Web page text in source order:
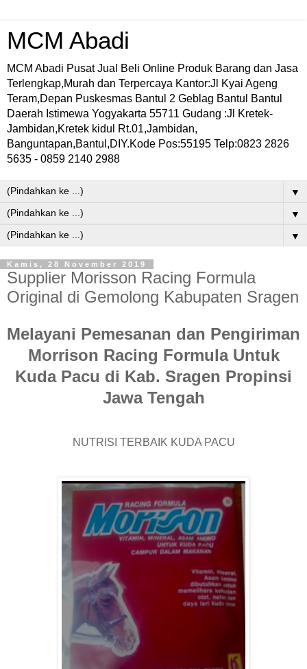
MCM Abadi
MCM Abadi Pusat Jual Beli Online Produk Barang dan Jasa
Terlengkap,Murah dan Terpercaya Kantor:Jl Kyai Ageng
Teram,Depan Puskesmas Bantul 2 Geblag Bantul Bantul
Daerah Istimewa Yogyakarta 55711 Gudang :Jl Kretek-
Jambidan,Kretek kidul Rt.01,Jambidan,
Banguntapan,Bantul,DIY.Kode Pos:55195 Telp:0823 2826
5635 - 0859 2140 2988
▼
▼
▼
Kamis, 28 November 2019
Supplier Morisson Racing Formula
Original di Gemolong Kabupaten Sragen
Melayani Pemesanan dan Pengiriman
Morrison Racing Formula Untuk
Kuda Pacu di Kab. Sragen Propinsi
Jawa Tengah
NUTRISI TERBAIK KUDA PACU